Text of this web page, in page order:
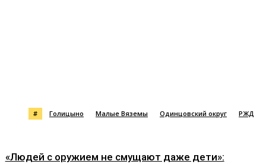
# Голицыно Малые Вяземы Одинцовский округ РЖД
«Людей с оружием не смущают даже дети»: